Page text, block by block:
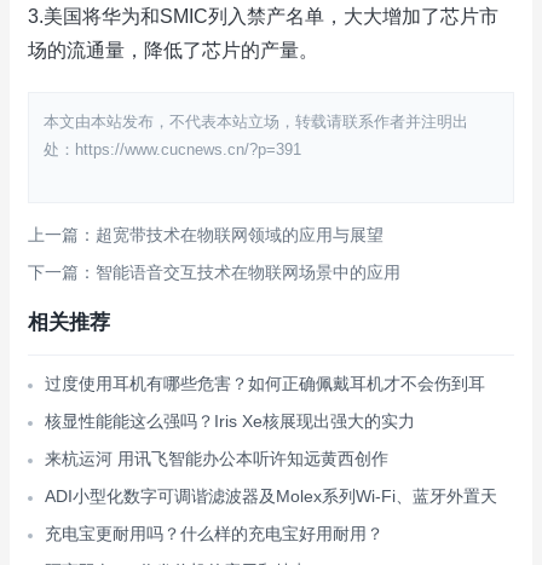
3.美国将华为和SMIC列入禁产名单，大大增加了芯片市
场的流通量，降低了芯片的产量。
本文由本站发布，不代表本站立场，转载请联系作者并注明出
处：https://www.cucnews.cn/?p=391
上一篇：超宽带技术在物联网领域的应用与展望
下一篇：智能语音交互技术在物联网场景中的应用
相关推荐
过度使用耳机有哪些危害？如何正确佩戴耳机才不会伤到耳
核显性能能这么强吗？Iris Xe核展现出强大的实力
来杭运河 用讯飞智能办公本听许知远黄西创作
ADI小型化数字可调谐滤波器及Molex系列Wi-Fi、蓝牙外置天
充电宝更耐用吗？什么样的充电宝好用耐用？